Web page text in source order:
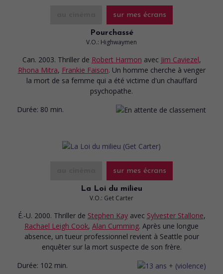
sur mes écrans
Pourchassé
V.O.: Highwaymen
Can. 2003. Thriller de Robert Harmon avec Jim Caviezel,
Rhona Mitra, Frankie Faison. Un homme cherche à venger
la mort de sa femme qui a été victime d'un chauffard
psychopathe.
Durée: 80 min.
sur mes écrans
La Loi du milieu
V.O.: Get Carter
É.-U. 2000. Thriller de Stephen Kay avec Sylvester Stallone,
Rachael Leigh Cook, Alan Cumming. Après une longue
absence, un tueur professionnel revient à Seattle pour
enquêter sur la mort suspecte de son frère.
Durée: 102 min.